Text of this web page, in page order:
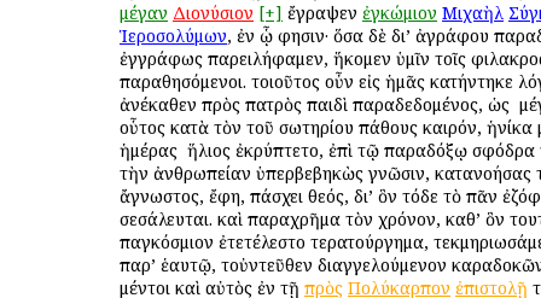
μέγαν Διονύσιον [+] ἔγραψεν ἐγκώμιον Μιχαὴλ
Ἱεροσολύμων, ἐν ᾧ φησιν· ὅσα δὲ δι’ ἀγράφου
ἐγγράφως παρειλήφαμεν, ἥκομεν ὑμῖν τοῖς
παραθησόμενοι. τοιοῦτος οὖν εἰς ἡμᾶς κατήντηκε
ἀνέκαθεν πρὸς πατρὸς παιδὶ παραδεδομένος, ὡς ὁ
οὗτος κατὰ τὸν τοῦ σωτηρίου πάθους καιρόν, ἡνίκα
ἡμέρας ὁ ἥλιος ἐκρύπτετο, ἐπὶ τῷ παραδόξῳ σφόδρα
τὴν ἀνθρωπείαν ὑπερβεβηκὼς γνῶσιν, κατανοήσας
ἄγνωστος, ἔφη, πάσχει θεός, δι’ ὃν τόδε τὸ πᾶν
σεσάλευται. καὶ παραχρῆμα τὸν χρόνον, καθ’ ὃν
παγκόσμιον ἐτετέλεστο τερατούργημα,
παρ’ ἑαυτῷ, τοὐντεῦθεν διαγγελούμενον
μέντοι καὶ αὐτὸς ἐν τῇ πρὸς Πολύκαρπον ἐπιστολῇ